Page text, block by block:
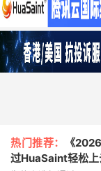
热门推荐：
《
过HuaSaint轻松上